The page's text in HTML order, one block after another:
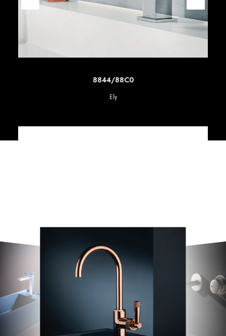
SCOPRI DI PIU'
8844/88C0
Ely